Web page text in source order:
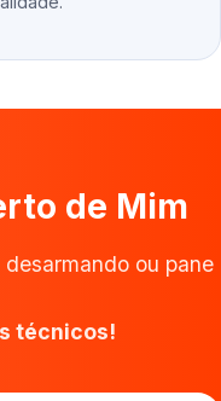
de Mim
ou pane
técnicos!